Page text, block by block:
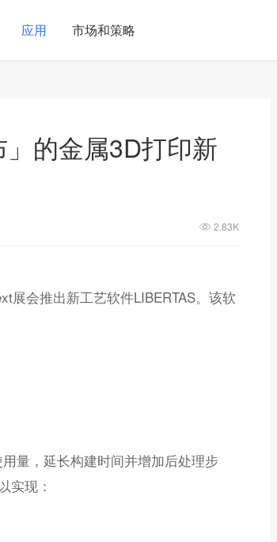
应用 市场和策略
的金属3D打印新
2.83K
展会推出新工艺软件LIBERTAS。该软
量，延长构建时间并增加后处理步
实现：